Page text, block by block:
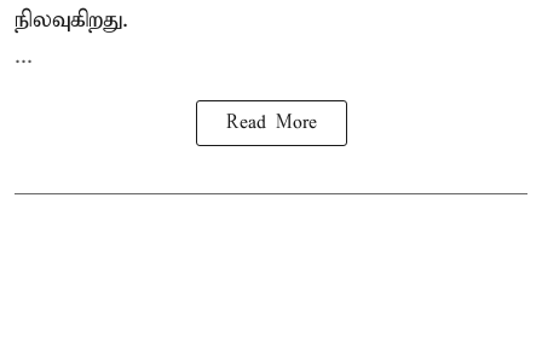
நிலவுகிறது.
...
Read More